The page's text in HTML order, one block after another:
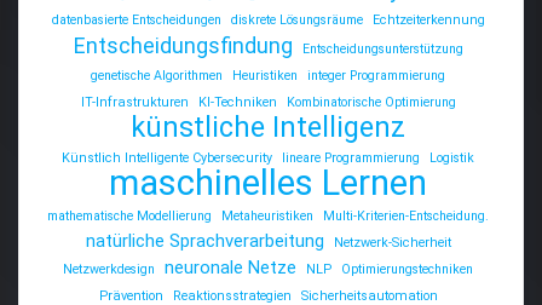
datenbasierte Entscheidungen diskrete Lösungsräume Echtzeiterkennung
Entscheidungsfindung
Entscheidungsunterstützung
genetische Algorithmen
Heuristiken
integer Programmierung
IT-Infrastrukturen
KI-Techniken Kombinatorische Optimierung
künstliche Intelligenz
Künstlich Intelligente Cybersecurity lineare Programmierung Logistik
maschinelles Lernen
mathematische Modellierung Metaheuristiken Multi-Kriterien-Entscheidung.
natürliche Sprachverarbeitung
Netzwerk-Sicherheit
Netzwerkdesign
neuronale Netze NLP
Optimierungstechniken
Prävention
Reaktionsstrategien
Sicherheitsautomation